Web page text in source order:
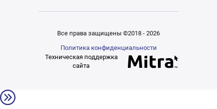
Все права защищены ©2018 - 2026
Политика конфиденциальности
Техническая поддержка
сайта